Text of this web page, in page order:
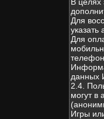
Для
указать
Для
данных
2.4.
могут в
Игры